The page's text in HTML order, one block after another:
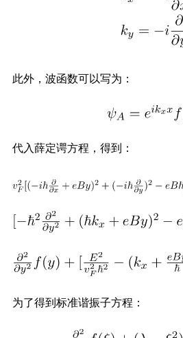
此外，波函数可以写为：
代入薛定谔方程，得到：
为了得到标准谐振子方程：